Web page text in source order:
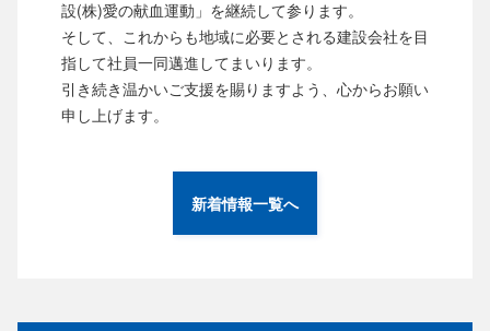
設(株)愛の献血運動」を継続して参ります。
そして、これからも地域に必要とされる建設会社を目
指して社員一同邁進してまいります。
引き続き温かいご支援を賜りますよう、心からお願い
申し上げます。
新着情報一覧へ